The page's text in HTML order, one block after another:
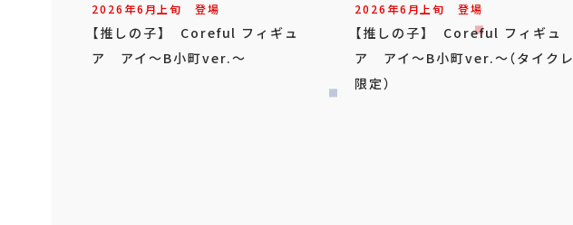
2026年6月上旬 登場
【推しの子】 Coreful フィギュ
ア アイ～B小町ver.～
2026年6月上旬 登場
【推しの子】 Coreful フィギュ
ア アイ～B小町ver.～（タイクレ
限定）